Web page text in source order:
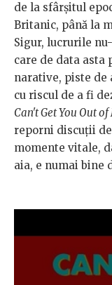
de la sfârșitul
Britanic, până la
Sigur, lucrurile
care de data asta
narative, piste de
cu riscul de a fi
Can't Get You Out
reporni discuții
momente vitale,
aia, e numai bine